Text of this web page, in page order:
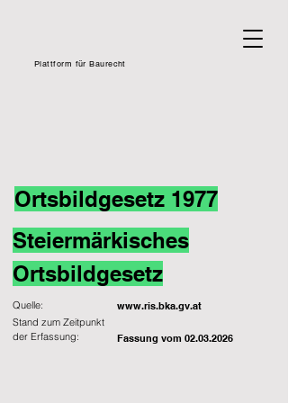
Plattform für Baurecht
Ortsbildgesetz 1977
Steiermärkisches
Ortsbildgesetz
Quelle: www.ris.bka.gv.at
Fassung vom 02.03.2026
Stand zum Zeitpunkt
der Erfassung: